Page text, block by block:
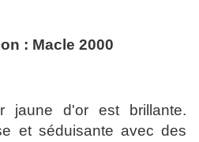
: Macle 2000
jaune d'or est brillante.
et séduisante avec des